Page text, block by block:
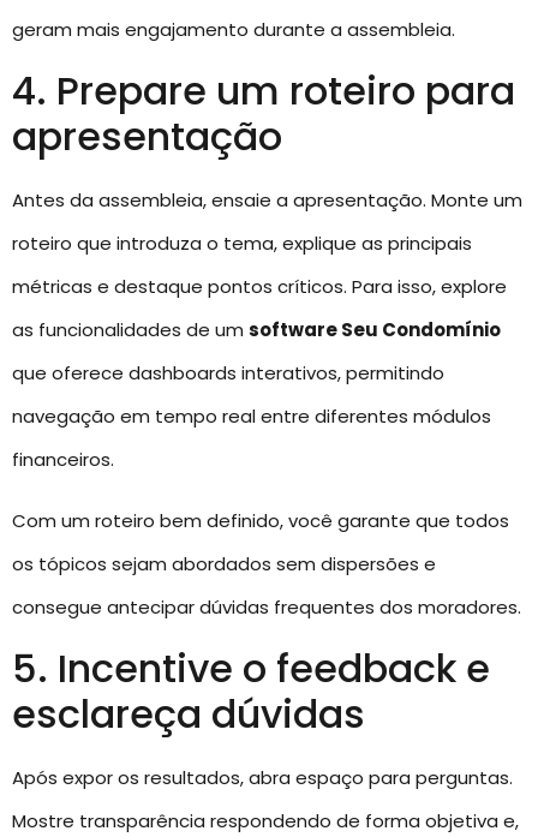
geram mais engajamento durante a assembleia.
4. Prepare um roteiro para
apresentação
Antes da assembleia, ensaie a apresentação. Monte um
roteiro que introduza o tema, explique as principais
métricas e destaque pontos críticos. Para isso, explore
as funcionalidades de um software Seu Condomínio
que oferece dashboards interativos, permitindo
navegação em tempo real entre diferentes módulos
financeiros.
Com um roteiro bem definido, você garante que todos
os tópicos sejam abordados sem dispersões e
consegue antecipar dúvidas frequentes dos moradores.
5. Incentive o feedback e
esclareça dúvidas
Após expor os resultados, abra espaço para perguntas.
Mostre transparência respondendo de forma objetiva e,